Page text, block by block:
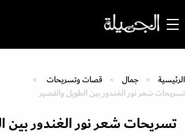
الرئيسية جمال
قصات وتسريحات
تسريحات شعر نور الغندور بين الطويل والقصير
تسريحات شعر نور الغندور بين